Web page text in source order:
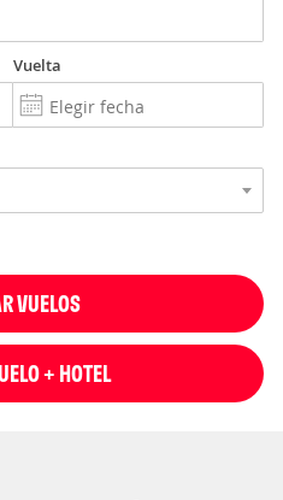
Vuelta
VUELOS
+ HOTEL